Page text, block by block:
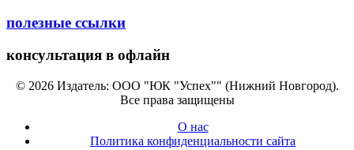
полезные ссылки
консультация в офлайн
© 2026 Издатель: ООО "ЮК "Успех"" (Нижний Новгород).
Все права защищены
О нас
Политика конфиденциальности сайта